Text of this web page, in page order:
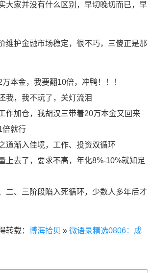
大家并没有什么区别，早切晚切而已，早
维护金融市场稳定，很不巧，三傻正是那
本金，我要翻10倍，冲鸭！！！
我，我不玩了，关灯流泪
作加仓，我胡汉三带着20万本金又回来
倍就行
道渐入佳境，工作、投资双循环
上去了，要求不高，年化8%-10%就知足
二、三阶段陷入死循环，少数人多年后才
转载： 博海拾贝 » 微语录精选0806：成